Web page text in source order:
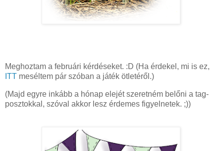
Meghoztam a februári kérdéseket. :D (Ha érdekel, mi is ez,
ITT meséltem pár szóban a játék ötletéről.)
(Majd egyre inkább a hónap elejét szeretném belőni a tag-
posztokkal, szóval akkor lesz érdemes figyelnetek. ;))